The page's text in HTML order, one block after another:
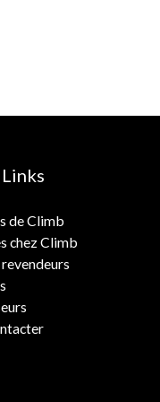
de Climb
chez Climb